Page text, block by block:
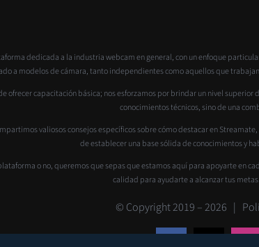
dedicada a la industria webcam en general, con un enfoque
a modelos de cámara, tanto independientes como aquellos que
ofrecer capacitación básica; nos esforzamos por brindar un nivel
conocimientos técnicos, sino de una
valiosos consejos específicos sobre cómo destacar en
de establecer una base sólida de conocimientos y
o no, queremos que sepas que estamos aquí para apoyarte
calidad para ayudarte a alcanzar tus
© Copyright 2019 –2026 |